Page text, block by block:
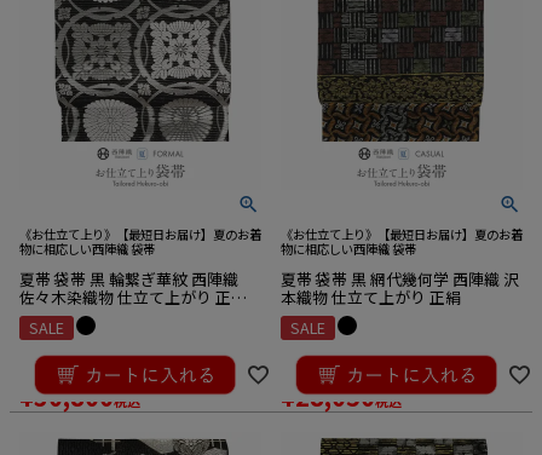
《お仕立て上り》【最短日お届け】夏のお着
物に相応しい西陣織 袋帯
夏帯 袋帯 黒 輪繋ぎ華紋 西陣織
佐々木染織物 仕立て上がり 正絹
日本製
SALE
33,000のところ
¥30,800税込
《お仕立て上り》【最短日お届け】夏のお着
物に相応しい西陣織 袋帯
夏帯 袋帯 黒 網代幾何学 西陣織 沢
本織物 仕立て上がり 正絹
SALE
33,000のところ
¥28,050税込